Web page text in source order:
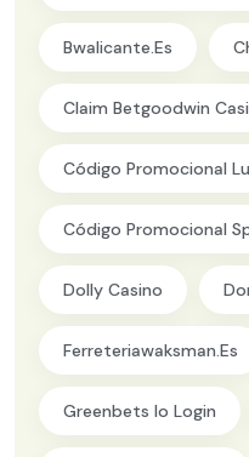
Bwalicante.es
Claim Betgoodwin
Código Promocional
Código Promocional
Dolly Casino
Ferreteriawaksman.es
Greenbets Io Login